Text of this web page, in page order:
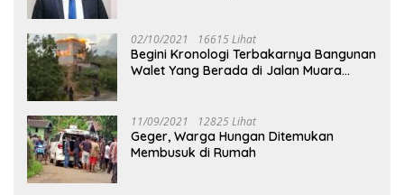
02/10/2021 16615 Lihat
Begini Kronologi Terbakarnya Bangunan
Walet Yang Berada di Jalan Muara
11/09/2021 12825 Lihat
Geger, Warga Hungan Ditemukan
Membusuk di Rumah